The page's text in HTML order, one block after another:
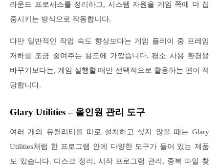
라운드 프로세스를 정리하고, 시스템 자원을 게임 쪽에 더 집
중시키는 방식으로 작동합니다.
다만 일반적인 작업 속도 향상보다는 게임 플레이 중 프레임
저하를 조금 줄여주는 용도에 가깝습니다. 평소 사용 환경을
바꾸기보다는, 게임 실행할 때만 선택적으로 활용하는 편이 적
당합니다.
Glary Utilities – 올인원 관리 도구
여러 개의 유틸리티를 따로 설치하고 싶지 않을 때는 Glary
Utilities처럼 한 프로그램 안에 다양한 도구가 들어 있는 제품
도 있습니다. 디스크 정리, 시작 프로그램 관리, 중복 파일 찾